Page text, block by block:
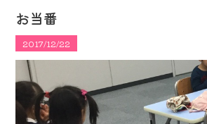
お当番
2017/12/22